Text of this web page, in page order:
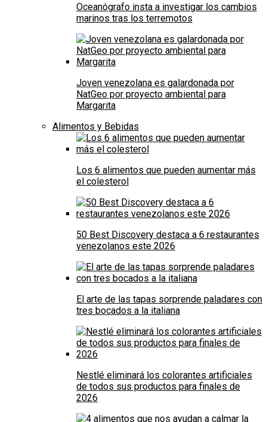
Oceanógrafo insta a investigar los cambios
marinos tras los terremotos
Joven venezolana es galardonada por
NatGeo por proyecto ambiental para
Margarita
Alimentos y Bebidas
Los 6 alimentos que pueden aumentar más
el colesterol
50 Best Discovery destaca a 6 restaurantes
venezolanos este 2026
El arte de las tapas sorprende paladares con
tres bocados a la italiana
Nestlé eliminará los colorantes artificiales
de todos sus productos para finales de
2026